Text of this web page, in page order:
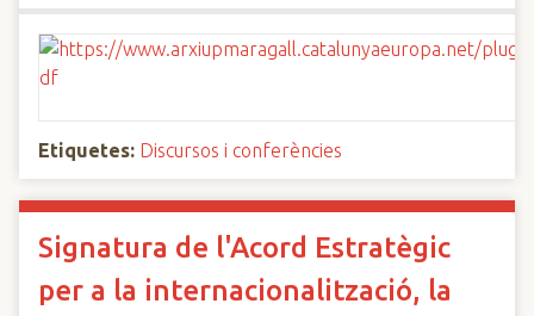
Etiquetes: Discursos i conferències
Signatura de l'Acord Estratègic
per a la internacionalització, la